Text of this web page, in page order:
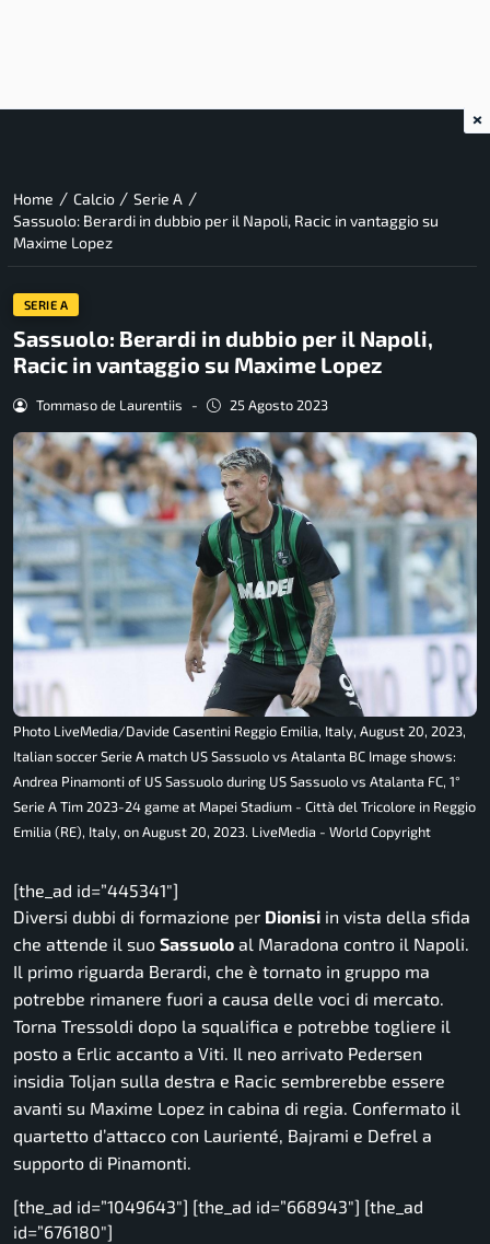
Home / Calcio / Serie A /
Sassuolo: Berardi in dubbio per il Napoli, Racic in vantaggio su
Maxime Lopez
SERIE A
Sassuolo: Berardi in dubbio per il Napoli,
Racic in vantaggio su Maxime Lopez
Tommaso de Laurentiis - 25 Agosto 2023
Photo LiveMedia/Davide Casentini Reggio Emilia, Italy, August 20, 2023,
Italian soccer Serie A match US Sassuolo vs Atalanta BC Image shows:
Andrea Pinamonti of US Sassuolo during US Sassuolo vs Atalanta FC, 1°
Serie A Tim 2023-24 game at Mapei Stadium - Città del Tricolore in Reggio
Emilia (RE), Italy, on August 20, 2023. LiveMedia - World Copyright
[the_ad id=”445341″]
Diversi dubbi di formazione per Dionisi in vista della sfida
che attende il suo Sassuolo al Maradona contro il Napoli.
Il primo riguarda Berardi, che è tornato in gruppo ma
potrebbe rimanere fuori a causa delle voci di mercato.
Torna Tressoldi dopo la squalifica e potrebbe togliere il
posto a Erlic accanto a Viti. Il neo arrivato Pedersen
insidia Toljan sulla destra e Racic sembrerebbe essere
avanti su Maxime Lopez in cabina di regia. Confermato il
quartetto d’attacco con Laurienté, Bajrami e Defrel a
supporto di Pinamonti.
[the_ad id=”1049643″] [the_ad id=”668943″] [the_ad
id=”676180″]
×